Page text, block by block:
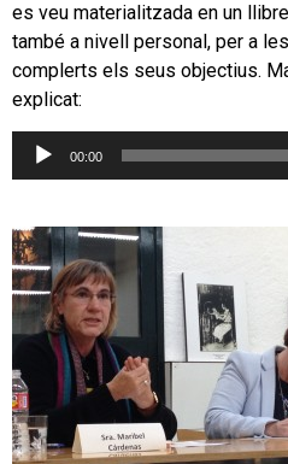
es veu materialitzada en un
també a nivell personal, per a
complerts els seus objectius.
explicat:
Reproductor
00:00